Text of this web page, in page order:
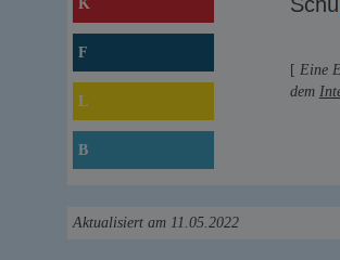
K
F
L
B
[ Eine
dem
Aktualisiert am 11.05.2022